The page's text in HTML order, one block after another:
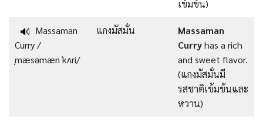
เข้มข้น)
🔊 Massaman
Curry /
ˌmæsəmæn ˈkʌri/
แกงมัสมั่น
Massaman
Curryhas a rich
and sweet flavor.
(แกงมัสมั่นมี
รสชาติเข้มข้นและ
หวาน)